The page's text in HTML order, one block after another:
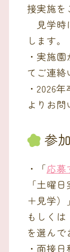
接実施を
見学時
します。
・実施
てご連絡
・2026
よりお問
参
・「応募
「土曜
＋見学）
もしくは
を選んで
・面接